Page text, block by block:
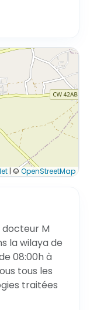
| © OpenStreetMap
docteur M
la wilaya de
08:00h à
tous les
traitées